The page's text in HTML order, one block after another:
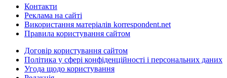
Контакти
Реклама на сайті
Використання матеріалів korrespondent.net
Правила користування сайтом
Договір користування сайтом
Політика у сфері конфіденційності і персональних даних
Угода щодо користування